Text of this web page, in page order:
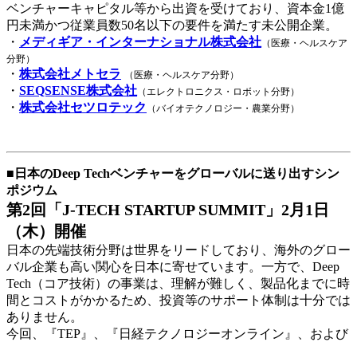
ベンチャーキャピタル等から出資を受けており、資本金1億
円未満かつ従業員数50名以下の要件を満たす未公開企業。
・ メディギア・インターナショナル株式会社 （医療・ヘルスケア
分野）
・ 株式会社メトセラ （医療・ヘルスケア分野）
・ SEQSENSE株式会社 （エレクトロニクス・ロボット分野）
・ 株式会社セツロテック （バイオテクノロジー・農業分野）
■日本のDeep Techベンチャーをグローバルに送り出すシン
ポジウム
第2回「J-TECH STARTUP SUMMIT」2月1日
（木）開催
日本の先端技術分野は世界をリードしており、海外のグロー
バル企業も高い関心を日本に寄せています。一方で、Deep
Tech（コア技術）の事業は、理解が難しく、製品化までに時
間とコストがかかるため、投資等のサポート体制は十分では
ありません。
今回、『TEP』、『日経テクノロジーオンライン』、および